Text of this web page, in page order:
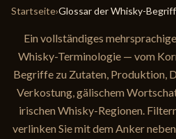
Startseite›Glossar der Whisky-
Ein vollständiges
Whisky-Terminologie — vom
Begriffe zu Zutaten, Produktion,
Verkostung, gälischem
irischen Whisky-Regionen.
verlinken Sie mit dem Anker